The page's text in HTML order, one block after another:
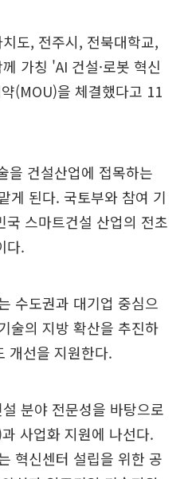
도, 전주시, 전북대학교,
가칭 'AI 건설·로봇 혁신
(MOU)을 체결했다고 11
을 건설산업에 접목하는
게 된다. 국토부와 참여 기
스마트건설 산업의 전초
다.
수도권과 대기업 중심으
술의 지방 확산을 추진하
개선을 지원한다.
분야 전문성을 바탕으로
사업화 지원에 나선다.
혁신센터 설립을 위한 공